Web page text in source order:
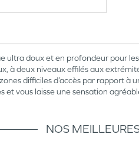
ultra doux et en profondeur pour
à deux niveaux effilés aux
difficiles d’accès par rapport
vous laisse une sensation
NOS